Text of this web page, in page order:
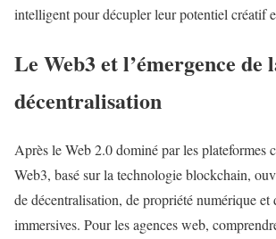
intelligent pour décupler leur potentiel créatif
Le Web3 et l’émergence de
décentralisation
Après le Web 2.0 dominé par les plateformes
Web3, basé sur la technologie blockchain,
de décentralisation, de propriété numérique et
immersives. Pour les agences web,